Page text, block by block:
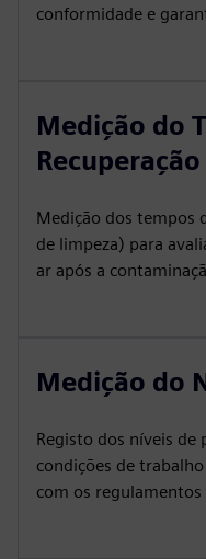
conformidade e
Medição do
Recuperação
Medição dos tempos
de limpeza) para
ar após a
Medição do
Registo dos níveis de
condições de
com os